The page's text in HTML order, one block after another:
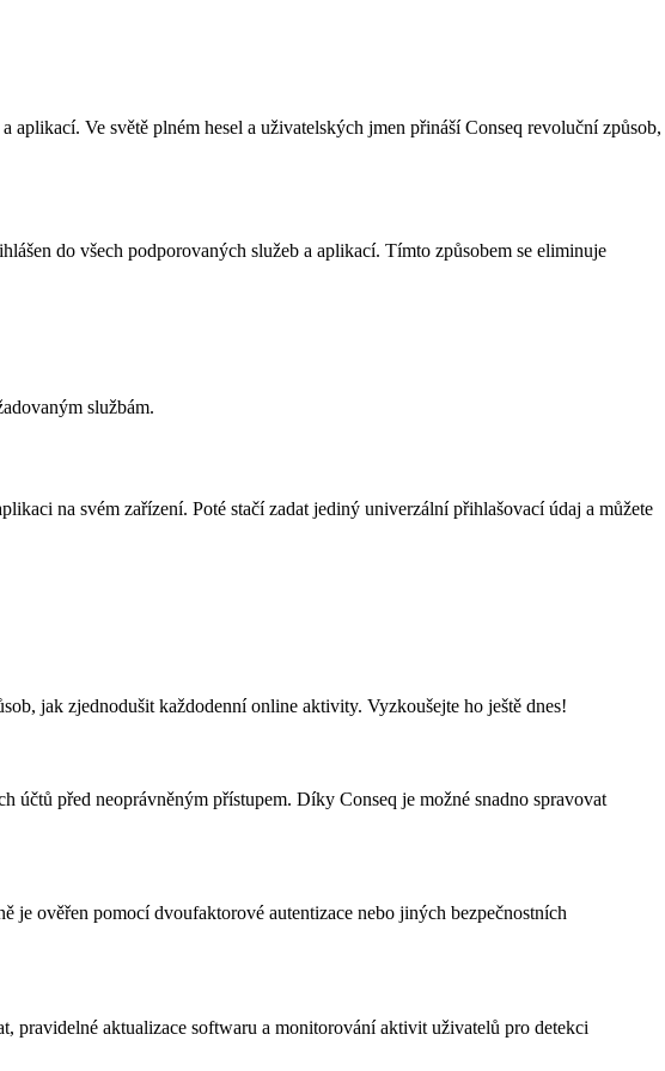
Ve světě plném hesel a uživatelských jmen přináší Conseq revoluční způsob,
do všech podporovaných služeb a aplikací. Tímto způsobem se eliminuje
službám.
na svém zařízení. Poté stačí zadat jediný univerzální přihlašovací údaj a můžete
jak zjednodušit každodenní online aktivity. Vyzkoušejte ho ještě dnes!
účtů před neoprávněným přístupem. Díky Conseq je možné snadno spravovat
je ověřen pomocí dvoufaktorové autentizace nebo jiných bezpečnostních
pravidelné aktualizace softwaru a monitorování aktivit uživatelů pro detekci